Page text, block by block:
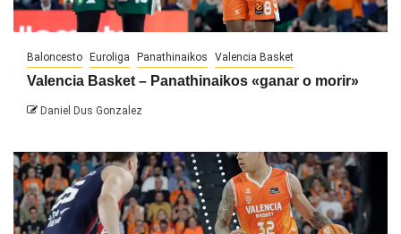
Baloncesto Euroliga Panathinaikos Valencia Basket
Valencia Basket – Panathinaikos «ganar o morir»
Daniel Dus Gonzalez